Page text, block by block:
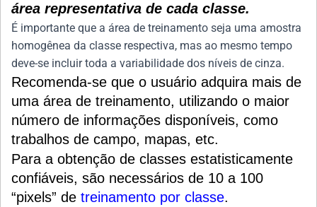
área representativa de cada classe.
É importante que a área de treinamento seja uma amostra
homogênea da classe respectiva, mas ao mesmo tempo
deve-se incluir toda a variabilidade dos níveis de cinza.
Recomenda-se que o usuário adquira mais de
uma área de treinamento, utilizando o maior
número de informações disponíveis, como
trabalhos de campo, mapas, etc.
Para a obtenção de classes estatisticamente
confiáveis, são necessários de 10 a 100
“pixels” de treinamento por classe.